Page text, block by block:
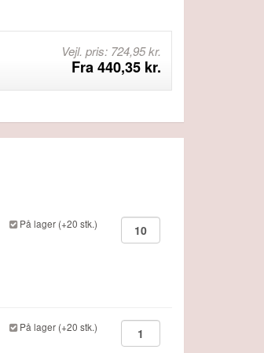
Vejl. pris: 724,95 kr.
Fra 440,35 kr.
På lager (+20 stk.)
På lager (+20 stk.)